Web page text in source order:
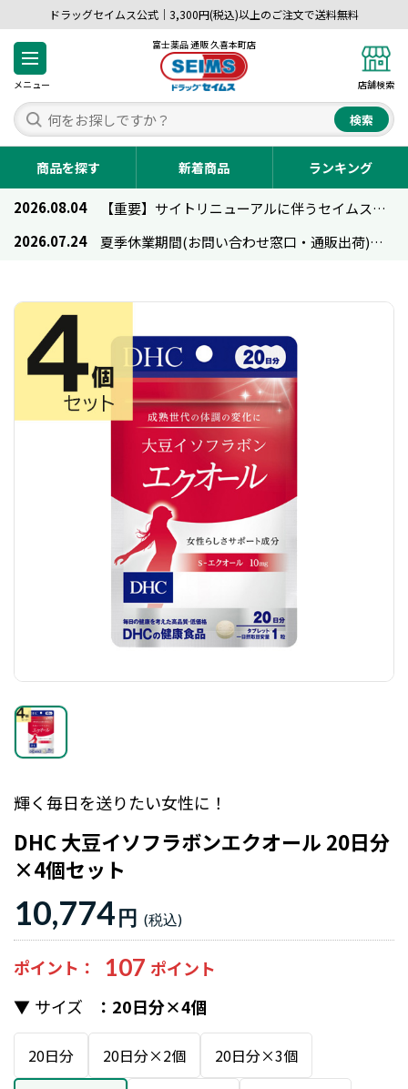
ドラッグセイムス公式｜3,300円(税込)以上のご注文で送料無料
メニュー
富士薬品 通販 久喜本町店
店舗検索
検索
商品を探す 新着商品 ランキング
2026.08.04
【重要】サイトリニューアルに伴うセイムス通販のご利用について
2026.07.24
夏季休業期間(お問い合わせ窓口・通販出荷)のお知らせ
輝く毎日を送りたい女性に！
DHC 大豆イソフラボンエクオール 20日分
×4個セット
10,774円
ポイント 107
サイズ 20日分×4個
20日分 20日分×2個 20日分×3個